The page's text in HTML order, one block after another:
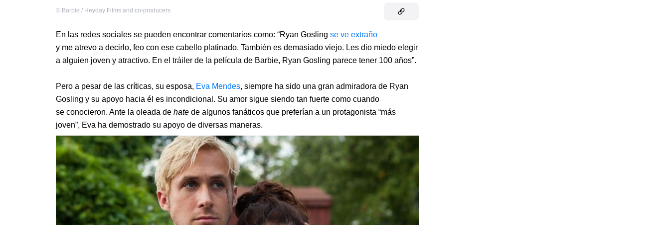
© Barbie / Heyday Films and co-producers
En las redes sociales se pueden encontrar comentarios como: “Ryan Gosling se ve extraño
y me atrevo a decirlo, feo con ese cabello platinado. También es demasiado viejo. Les dio miedo elegir
a alguien joven y atractivo. En el tráiler de la película de Barbie, Ryan Gosling parece tener 100 años”.
Pero a pesar de las críticas, su esposa, Eva Mendes, siempre ha sido una gran admiradora de Ryan
Gosling y su apoyo hacia él es incondicional. Su amor sigue siendo tan fuerte como cuando
se conocieron. Ante la oleada de hate de algunos fanáticos que preferían a un protagonista “más
joven”, Eva ha demostrado su apoyo de diversas maneras.